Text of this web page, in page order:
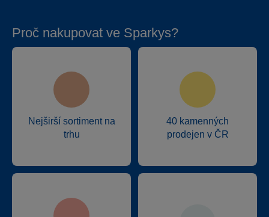
Proč nakupovat ve Sparkys?
Nejširší sortiment na
trhu
40 kamenných
prodejen v ČR